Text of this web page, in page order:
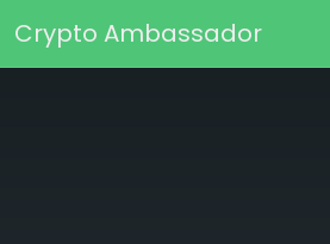
Main
Crypto Ambassador